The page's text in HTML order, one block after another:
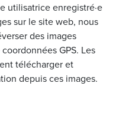
utilisatrice enregistré·e
sur le site web, nous
des images
GPS. Les
télécharger et
depuis ces images.